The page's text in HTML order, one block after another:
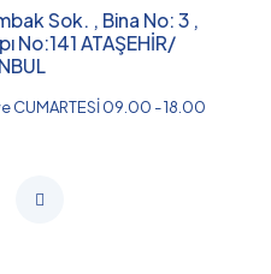
Sok. , Bina No: 3 ,
No:141 ATAŞEHİR/
CUMARTESİ 09.00 - 18.00